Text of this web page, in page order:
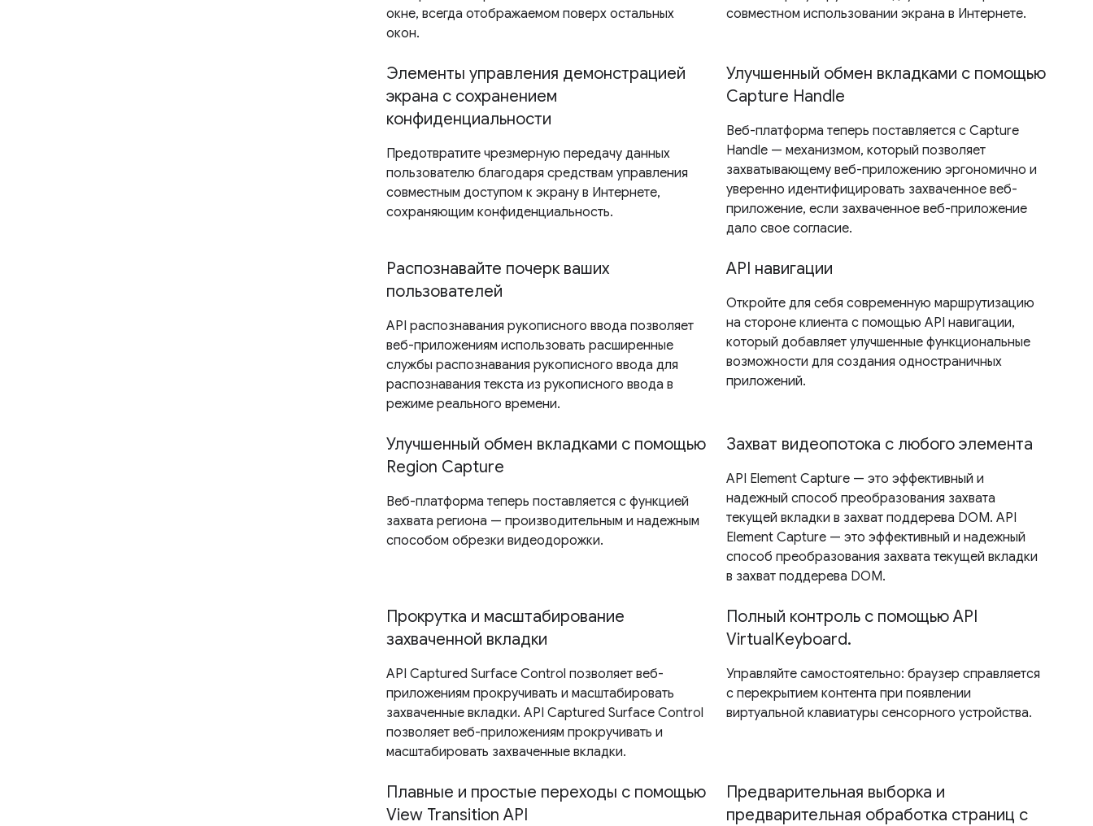
окне, всегда отображаемом поверх остальных
окон.
совместном использовании экрана в Интернете.
Элементы управления демонстрацией
экрана с сохранением
конфиденциальности
Предотвратите чрезмерную передачу данных
пользователю благодаря средствам управления
совместным доступом к экрану в Интернете,
сохраняющим конфиденциальность.
Улучшенный обмен вкладками с помощью
Capture Handle
Веб-платформа теперь поставляется с Capture
Handle — механизмом, который позволяет
захватывающему веб-приложению эргономично и
уверенно идентифицировать захваченное веб-
приложение, если захваченное веб-приложение
дало свое согласие.
Распознавайте почерк ваших
пользователей
API распознавания рукописного ввода позволяет
веб-приложениям использовать расширенные
службы распознавания рукописного ввода для
распознавания текста из рукописного ввода в
режиме реального времени.
API навигации
Откройте для себя современную маршрутизацию
на стороне клиента с помощью API навигации,
который добавляет улучшенные функциональные
возможности для создания одностраничных
приложений.
Улучшенный обмен вкладками с помощью
Region Capture
Веб-платформа теперь поставляется с функцией
захвата региона — производительным и надежным
способом обрезки видеодорожки.
Захват видеопотока с любого элемента
API Element Capture — это эффективный и
надежный способ преобразования захвата
текущей вкладки в захват поддерева DOM. API
Element Capture — это эффективный и надежный
способ преобразования захвата текущей вкладки
в захват поддерева DOM.
Прокрутка и масштабирование
захваченной вкладки
API Captured Surface Control позволяет веб-
приложениям прокручивать и масштабировать
захваченные вкладки. API Captured Surface Control
позволяет веб-приложениям прокручивать и
масштабировать захваченные вкладки.
Полный контроль с помощью API
VirtualKeyboard.
Управляйте самостоятельно: браузер справляется
с перекрытием контента при появлении
виртуальной клавиатуры сенсорного устройства.
Плавные и простые переходы с помощью
View Transition API
Предварительная выборка и
предварительная обработка страниц с